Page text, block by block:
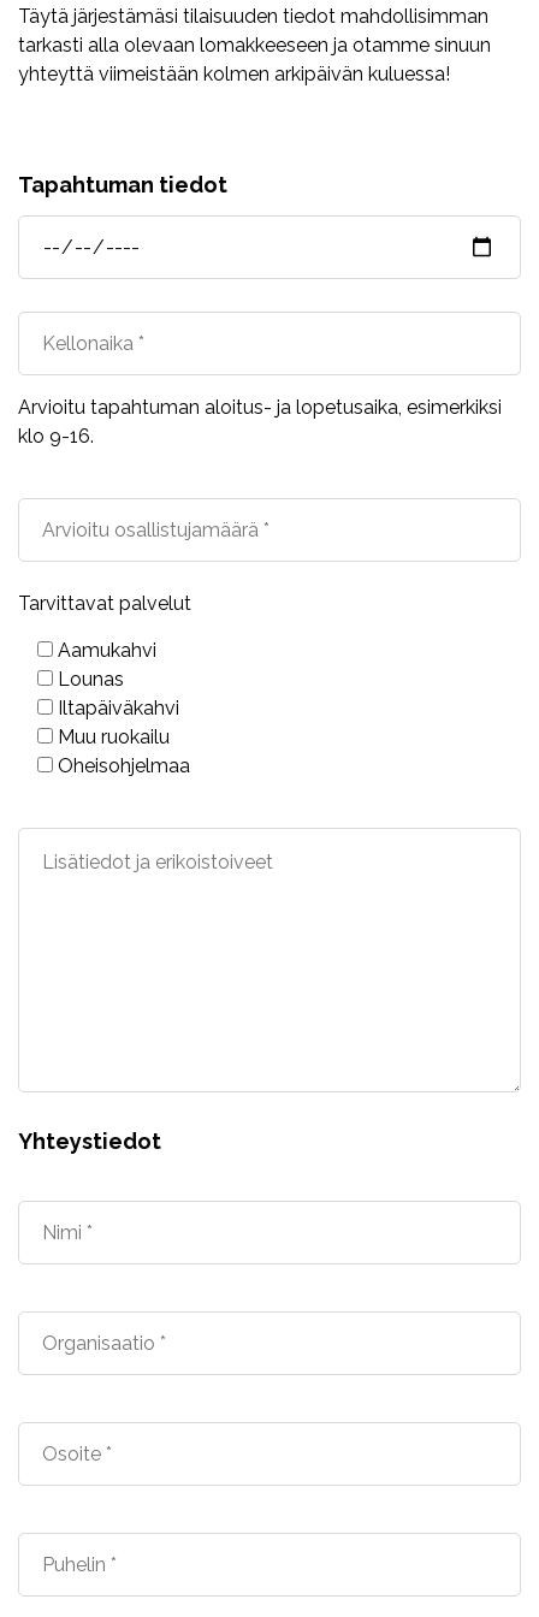
Täytä järjestämäsi tilaisuuden tiedot mahdollisimman
tarkasti alla olevaan lomakkeeseen ja otamme sinuun
yhteyttä viimeistään kolmen arkipäivän kuluessa!
Tapahtuman tiedot
Arvioitu tapahtuman aloitus- ja lopetusaika, esimerkiksi
klo 9-16.
Tarvittavat palvelut
Aamukahvi
Lounas
Iltapäiväkahvi
Muu ruokailu
Oheisohjelmaa
Yhteystiedot